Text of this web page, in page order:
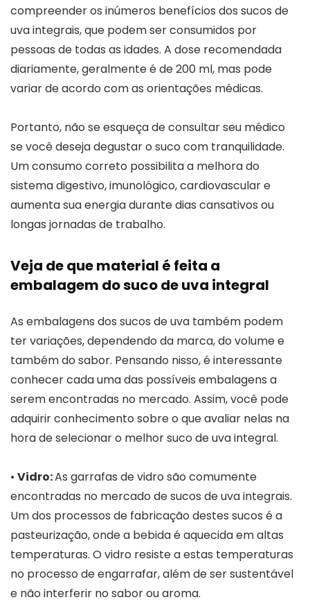
compreender os inúmeros benefícios dos sucos de
uva integrais, que podem ser consumidos por
pessoas de todas as idades. A dose recomendada
diariamente, geralmente é de 200 ml, mas pode
variar de acordo com as orientações médicas.
Portanto, não se esqueça de consultar seu médico
se você deseja degustar o suco com tranquilidade.
Um consumo correto possibilita a melhora do
sistema digestivo, imunológico, cardiovascular e
aumenta sua energia durante dias cansativos ou
longas jornadas de trabalho.
Veja de que material é feita a
embalagem do suco de uva integral
As embalagens dos sucos de uva também podem
ter variações, dependendo da marca, do volume e
também do sabor. Pensando nisso, é interessante
conhecer cada uma das possíveis embalagens a
serem encontradas no mercado. Assim, você pode
adquirir conhecimento sobre o que avaliar nelas na
hora de selecionar o melhor suco de uva integral.
• Vidro:As garrafas de vidro são comumente
encontradas no mercado de sucos de uva integrais.
Um dos processos de fabricação destes sucos é a
pasteurização, onde a bebida é aquecida em altas
temperaturas. O vidro resiste a estas temperaturas
no processo de engarrafar, além de ser sustentável
e não interferir no sabor ou aroma.